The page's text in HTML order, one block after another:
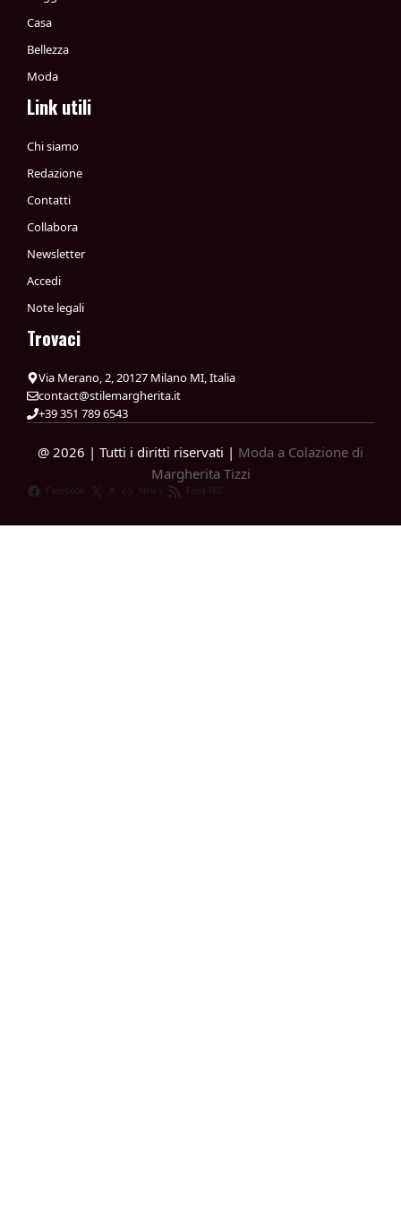
Casa
Bellezza
Moda
Link utili
Chi siamo
Redazione
Contatti
Collabora
Newsletter
Accedi
Note legali
Trovaci
Via Merano, 2, 20127 Milano MI, Italia
contact@stilemargherita.it
+39 351 789 6543
@ 2026 | Tutti i diritti riservati | Moda a Colazione di
Margherita Tizzi
Facebook X News Feed RSS